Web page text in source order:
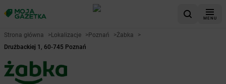
MENU
Strona główna >Lokalizacje >Poznań >Żabka
>
Drużbackiej 1, 60-745 Poznań